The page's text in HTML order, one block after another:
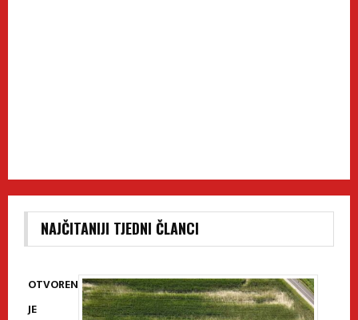
NAJČITANIJI TJEDNI ČLANCI
OTVOREN
JE